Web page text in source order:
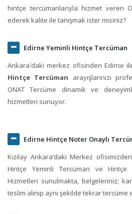
hintçe tercümanlarıyla hizmet veren
ederek kalite ile tanışmak ister misiniz?
Edirne Yeminli Hintçe Tercüman
Ankara'daki merkez ofisinden Edirne
Hintçe Tercüman arayışlarınızı
ONAT Tercüme dinamik ve
hizmetleri sunuyor.
Edirne Hintçe Noter Onaylı
Kızılay Ankara‘daki Merkez ofisimizden
Hintçe Yeminli Tercüman ve Hintçe
Hizmetleri sunulmakta, belgeleriniz;
teslim alınıp aynı şekilde tekrar